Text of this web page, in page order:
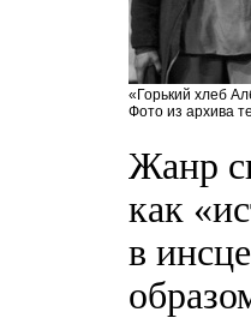
«Горький хлеб
Фото из архива
Жанр
как
в